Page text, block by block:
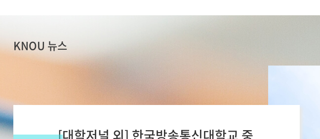
KNOU 뉴스
[대학저널 외] 한국방송통신대학교 중